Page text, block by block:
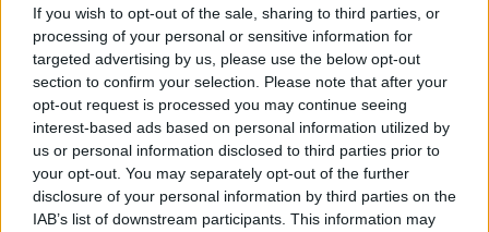
If you wish to opt-out of the sale, sharing to third parties, or
processing of your personal or sensitive information for
targeted advertising by us, please use the below opt-out
section to confirm your selection. Please note that after your
opt-out request is processed you may continue seeing
interest-based ads based on personal information utilized by
us or personal information disclosed to third parties prior to
your opt-out. You may separately opt-out of the further
disclosure of your personal information by third parties on the
IAB’s list of downstream participants. This information may